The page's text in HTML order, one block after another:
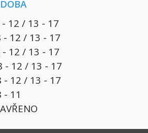
12 / 13 - 17
/ 13 - 17
12 / 13 - 17
12 / 13 - 17
/ 13 - 17
11